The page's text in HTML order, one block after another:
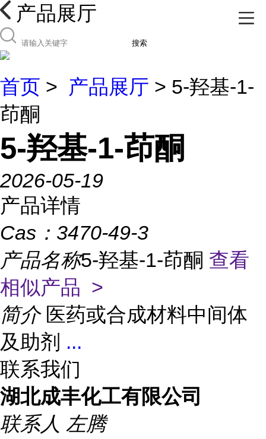
产品展厅
搜索
首页 > 产品展厅 > 5-羟基-1-
茚酮
5-羟基-1-茚酮
2026-05-19
产品详情
Cas： 3470-49-3
产品名称5-羟基-1-茚酮 查看
相似产品 >
简介 医药或合成材料中间体
及助剂 ...
联系我们
湖北成丰化工有限公司
联系人 左腾